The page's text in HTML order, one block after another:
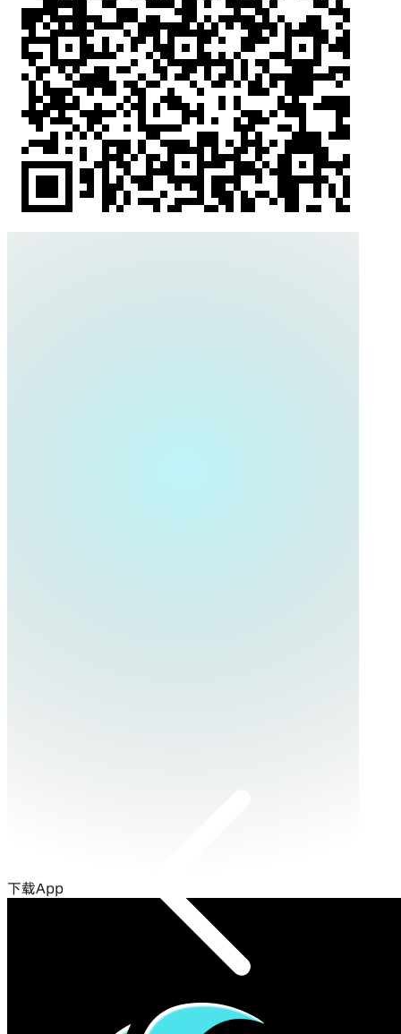
下载App